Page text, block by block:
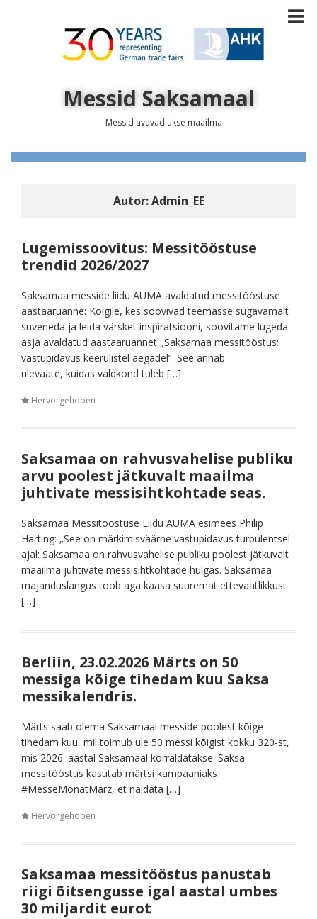
Messid Saksamaal
Messid avavad ukse maailma
Autor:Admin_EE
Lugemissoovitus: Messitööstuse
trendid 2026/2027
Saksamaa messide liidu AUMA avaldatud messitööstuse
aastaaruanne: Kõigile, kes soovivad teemasse sügavamalt
süveneda ja leida värsket inspiratsiooni, soovitame lugeda
äsja avaldatud aastaaruannet „Saksamaa messitööstus:
vastupidavus keerulistel aegadel”. See annab
ülevaate, kuidas valdkond tuleb […]
Hervorgehoben
Saksamaa on rahvusvahelise publiku
arvu poolest jätkuvalt maailma
juhtivate messisihtkohtade seas.
Saksamaa Messitööstuse Liidu AUMA esimees Philip
Harting: „See on märkimisväärne vastupidavus turbulentsel
ajal: Saksamaa on rahvusvahelise publiku poolest jätkuvalt
maailma juhtivate messisihtkohtade hulgas. Saksamaa
majanduslangus toob aga kaasa suuremat ettevaatlikkust
[…]
Berliin, 23.02.2026 Märts on 50
messiga kõige tihedam kuu Saksa
messikalendris.
Märts saab olema Saksamaal messide poolest kõige
tihedam kuu, mil toimub üle 50 messi kõigist kokku 320-st,
mis 2026. aastal Saksamaal korraldatakse. Saksa
messitööstus kasutab märtsi kampaaniaks
#MesseMonatMärz, et näidata […]
Hervorgehoben
Saksamaa messitööstus panustab
riigi õitsengusse igal aastal umbes
30 miljardit eurot